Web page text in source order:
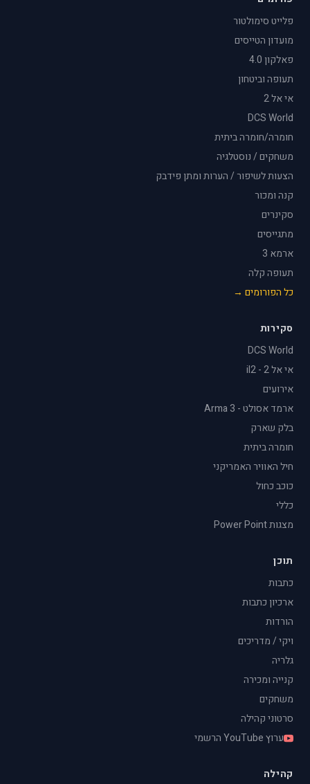
פלייט סימולטור
מועדון הטייסים
פאלקון 4.0
תעופה וביטחון
אי אל 2
DCS World
חומרה/חומרה ביתית
משחקים / נוסטלגיה
הצעות לשיפור / הערות ומתן פידבק
קנה ומכור
סקינרים
מתגייסים
ארמא 3
תעופה קלה
כל הפורומים →
סקירות
DCS World
אי אל 2 - il2
אירועים
ארמד אסולט - Arma 3
בלק שארק
חומרה ביתית
חיל האוויר האמריקני
כוכב כחול
כללי
מצגות Power Point
תוכן
כתבות
ארכיון כתבות
הורדות
ויקי / מדריכים
גלריה
קנייה ומכירה
משחקים
סרטוני קהילה
ערוץ YouTube הרשמי
קהילה